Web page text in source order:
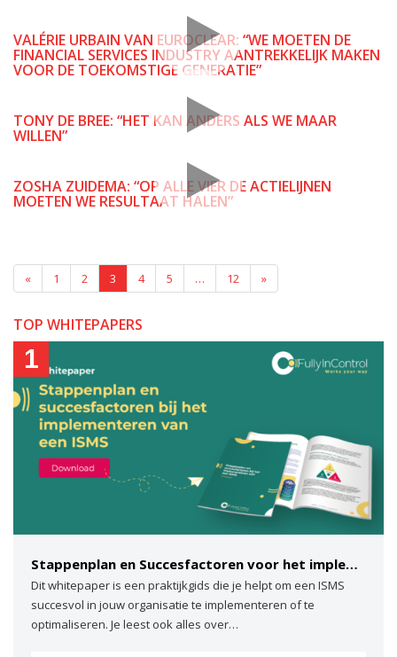
VALÉRIE URBAIN VAN EUROCLEAR: “WE MOETEN DE
FINANCIAL SERVICES INDUSTRY AANTREKKELIJK MAKEN
VOOR DE TOEKOMSTIGE GENERATIE”
TONY DE BREE: “HET KAN ANDERS ALS WE MAAR
WILLEN”
ZOSHA ZUIDEMA: “OP ALLE VIER DE ACTIELIJNEN
MOETEN WE RESULTAAT HALEN”
« 1 2 3 4 5 … 12 »
TOP WHITEPAPERS
1
Stappenplan en Succesfactoren voor het implementeren van een ISMS
Dit whitepaper is een praktijkgids die je helpt om een ISMS
succesvol in jouw organisatie te implementeren of te
optimaliseren. Je leest ook alles over…